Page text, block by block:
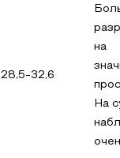
28,5-32,6
на
На